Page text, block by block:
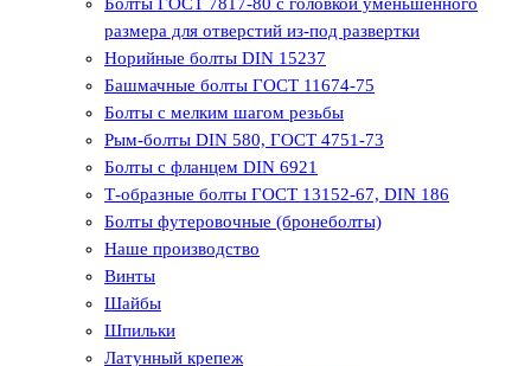
размера для отверстий из-под развертки
Норийные болты DIN 15237
Башмачные болты ГОСТ 11674-75
Болты с мелким шагом резьбы
Рым-болты DIN 580, ГОСТ 4751-73
Болты с фланцем DIN 6921
Т-образные болты ГОСТ 13152-67, DIN 186
Болты футеровочные (бронеболты)
Наше производство
Винты
Шайбы
Шпильки
Латунный крепеж